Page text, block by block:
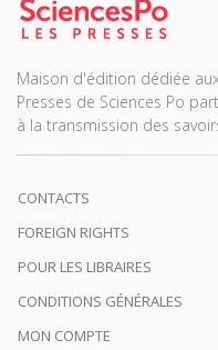
Maison d'édition dédiée
Presses de Sciences Po
à la transmission des
CONTACTS
FOREIGN RIGHTS
POUR LES LIBRAIRES
CONDITIONS GÉNÉRALES
MON COMPTE